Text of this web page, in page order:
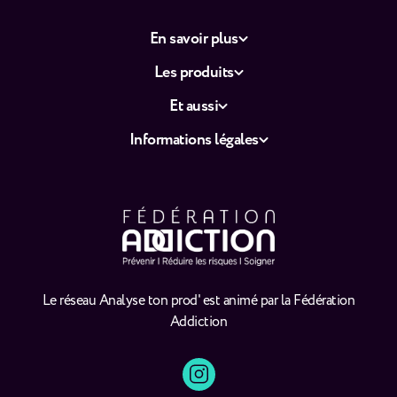
Le réseau Analyse ton prod' est animé par la Fédération
Addiction
En savoir plus
Les produits
Et aussi
Informations légales